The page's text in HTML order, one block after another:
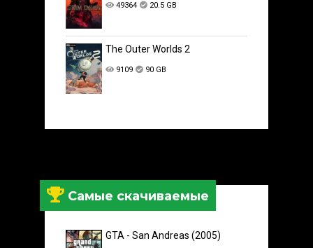
49364 20.5 GB
The Outer Worlds 2
9109 90 GB
Самые скачиваемые
GTA - San Andreas (2005)